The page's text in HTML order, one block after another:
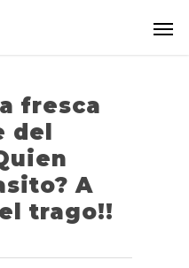
fresca
del
A
trago!!